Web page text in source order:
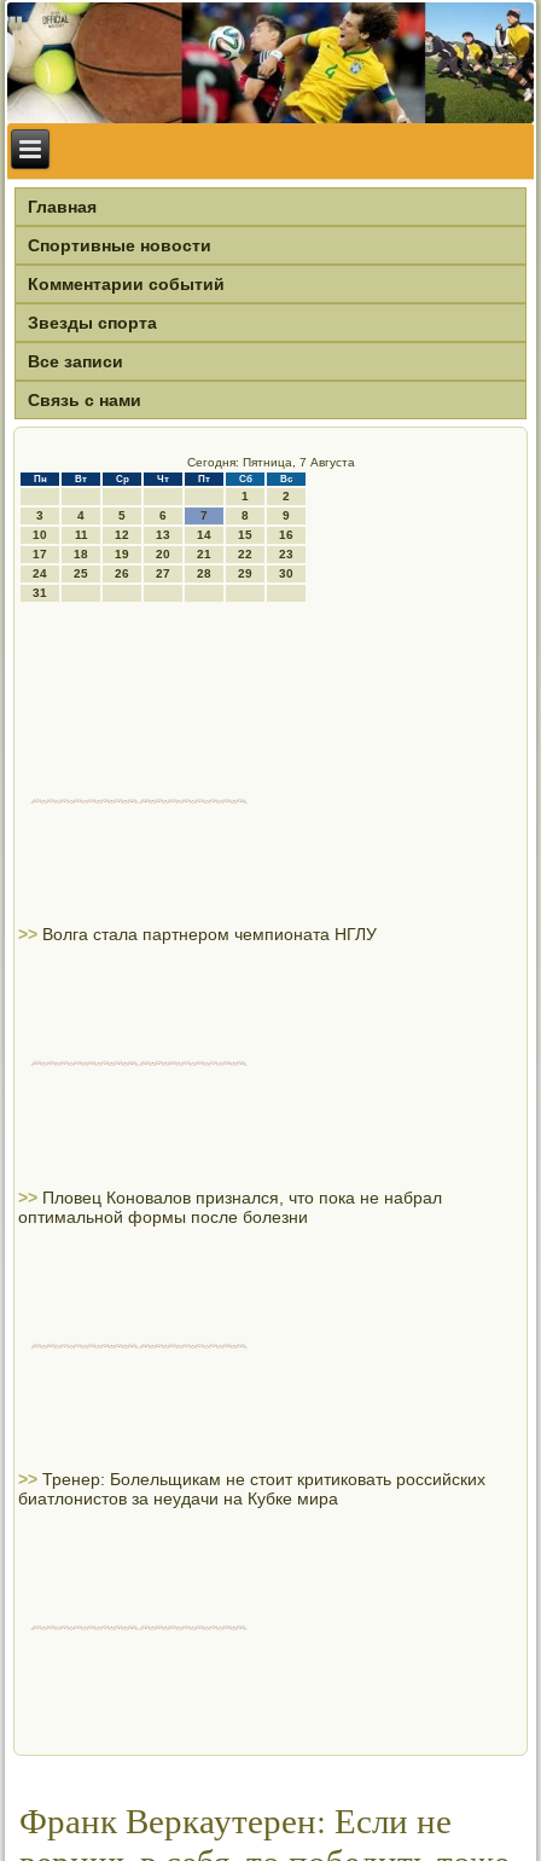
Главная
Спортивные новости
Комментарии событий
Звезды спорта
Все записи
Связь с нами
Сегодня: Пятница, 7 Августа
Пн Вт Ср Чт Пт Сб Вс
1
2
3
4 5 6 7 8
9
10
11 12 13 14 15
16
17
18 19 20 21 22
23
24
25 26 27 28 29
30
31
>> Волга стала партнером чемпионата НГЛУ
>> Пловец Коновалов признался, что пока не набрал
оптимальной формы после болезни
>>Тренер: Болельщикам не стоит критиковать российских
биатлонистов за неудачи на Кубке мира
Франк Веркаутерен: Если не